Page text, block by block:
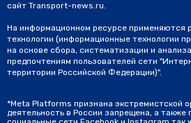
сайт Transport-news.ru.
На информационном ресурсе применяются
технологии (информационные технологии
на основе сбора, систематизации и
предпочтениям пользователей сети
территории Российской Федерации)".
*Meta Platforms признана экстремистской
деятельность в России запрещена, а также